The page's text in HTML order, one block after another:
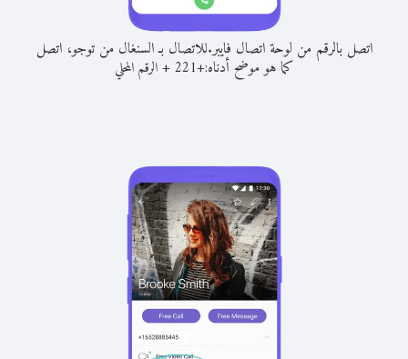
اتصل بالرقم من لوحة اتصال فايبر.للاتصال بـ السنغال من توجو، اتصل
كما هو موضح أدناه:+
221
+الرقم المحلي